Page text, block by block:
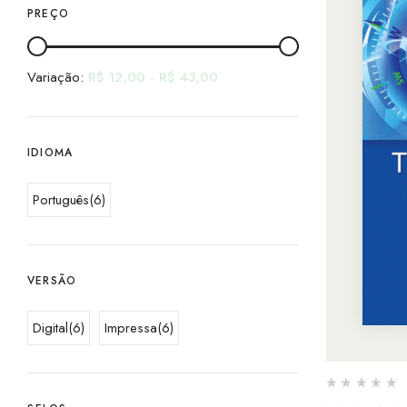
PREÇO
Variação: R$ 12,00 - R$ 43,00
IDIOMA
Português(6)
VERSÃO
Digital(6) Impressa(6)